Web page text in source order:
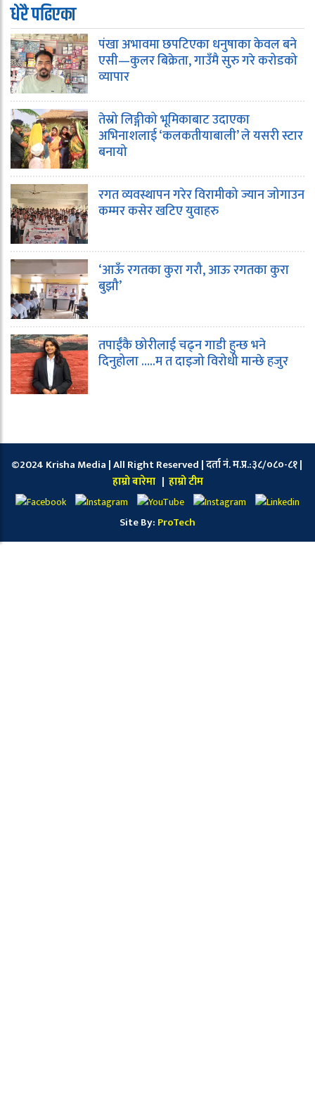
धेरै पढिएका
पंखा अभावमा छपटिएका धनुषाका केवल बने
एसी—कुलर बिक्रेता, गाउँमै सुरु गरे करोडको
व्यापार
तेस्रो लिङ्गीको भूमिकाबाट उदाएका
अभिनाशलाई ‘कलकतीयाबाली’ ले यसरी स्टार
बनायो
रगत व्यवस्थापन गरेर विरामीको ज्यान जोगाउन
कम्मर कसेर खटिए युवाहरु
‘आऊँ रगतका कुरा गरौ, आऊ रगतका कुरा
बुझौ’
तपाईंकै छोरीलाई चढ्न गाडी हुन्छ भने
दिनुहोला …..म त दाइजो विरोधी मान्छे हजुर
©2024 Krisha Media | All Right Reserved | दर्ता नं. म.प्र.:३८/०८०-८१ |
हाम्रो बारेमा | हाम्रो टीम
Site By: ProTech